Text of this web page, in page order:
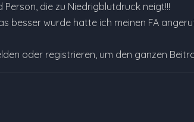
die zu Niedrigblutdruck neigt!!!
besser wurde hatte ich meinen FA
oder registrieren, um den ganzen